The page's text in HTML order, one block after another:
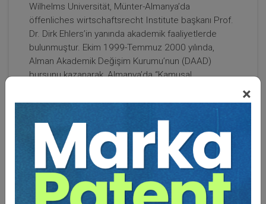
×
Wilhelms Universität, Münter-Almanya’da
öffenliches wirtschaftsrecht Institute başkanı Prof.
Dr. Dirk Ehlers’in yanında akademik faaliyetlerde
bulunmuştur. Ekim 1999-Temmuz 2000 yılında,
Alman Akademik Değişim Kurumu’nun (DAAD)
bursunu kazanarak, Almanya’da “Kamusal
konusunda akademik çalışmalar yapmıştır.
İdare Hukuku, İdari Yargı, İmar Hukuku, Taşınmaz
Kültür ve Tabiat Varlıkları Hukuku, İdari Yaptırımlar
Hukuku, Sular Hukuku, Kamu İhale Hukuku, Avrupa
İnsan Hakları Sözleşmesi ve Uygulaması, Disiplin
Hukuku, Memur Hukuku, Belediye Hukuku, Sağlık
Hukuku konularında lisans ve lisansüstü dersler